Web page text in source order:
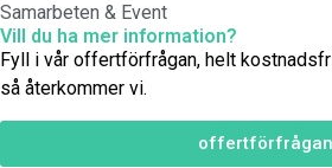
Samarbeten & Event
Vill du ha mer information?
Fyll i vår offertförfrågan, helt
så återkommer vi.
offertförfrågan